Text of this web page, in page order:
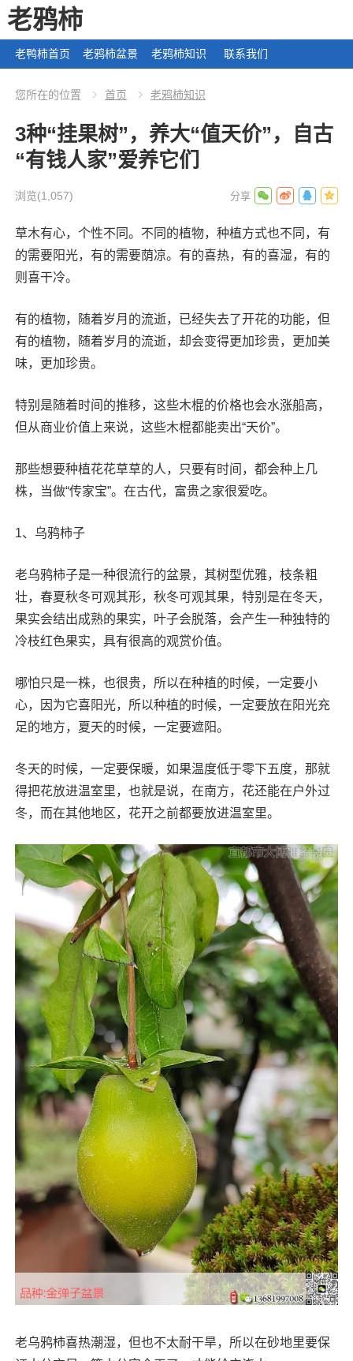
老鸦柿
老鸭柿首页 老鸦柿盆景 老鸦柿知识 联系我们
您所在的位置 首页 老鸦柿知识
3种“挂果树”，养大“值天价”，自古
“有钱人家”爱养它们
浏览(1,057)
草木有心，个性不同。不同的植物，种植方式也不同，有
的需要阳光，有的需要荫凉。有的喜热，有的喜湿，有的
则喜干冷。
有的植物，随着岁月的流逝，已经失去了开花的功能，但
有的植物，随着岁月的流逝，却会变得更加珍贵，更加美
味，更加珍贵。
特别是随着时间的推移，这些木棍的价格也会水涨船高，
但从商业价值上来说，这些木棍都能卖出“天价”。
那些想要种植花花草草的人，只要有时间，都会种上几
株，当做“传家宝”。在古代，富贵之家很爱吃。
1、乌鸦柿子
老乌鸦柿子是一种很流行的盆景，其树型优雅，枝条粗
壮，春夏秋冬可观其形，秋冬可观其果，特别是在冬天，
果实会结出成熟的果实，叶子会脱落，会产生一种独特的
冷枝红色果实，具有很高的观赏价值。
哪怕只是一株，也很贵，所以在种植的时候，一定要小
心，因为它喜阳光，所以种植的时候，一定要放在阳光充
足的地方，夏天的时候，一定要遮阳。
冬天的时候，一定要保暖，如果温度低于零下五度，那就
得把花放进温室里，也就是说，在南方，花还能在户外过
冬，而在其他地区，花开之前都要放进温室里。
老乌鸦柿喜热潮湿，但也不太耐干旱，所以在砂地里要保